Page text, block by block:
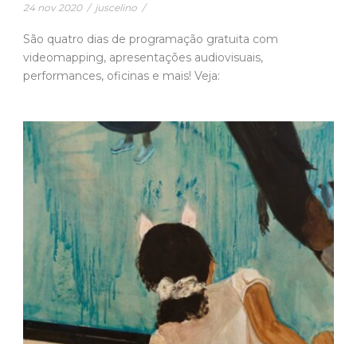
24 nov 2020 / juscelino /
São quatro dias de programação gratuita com
videomapping, apresentações audiovisuais,
performances, oficinas e mais! Veja: